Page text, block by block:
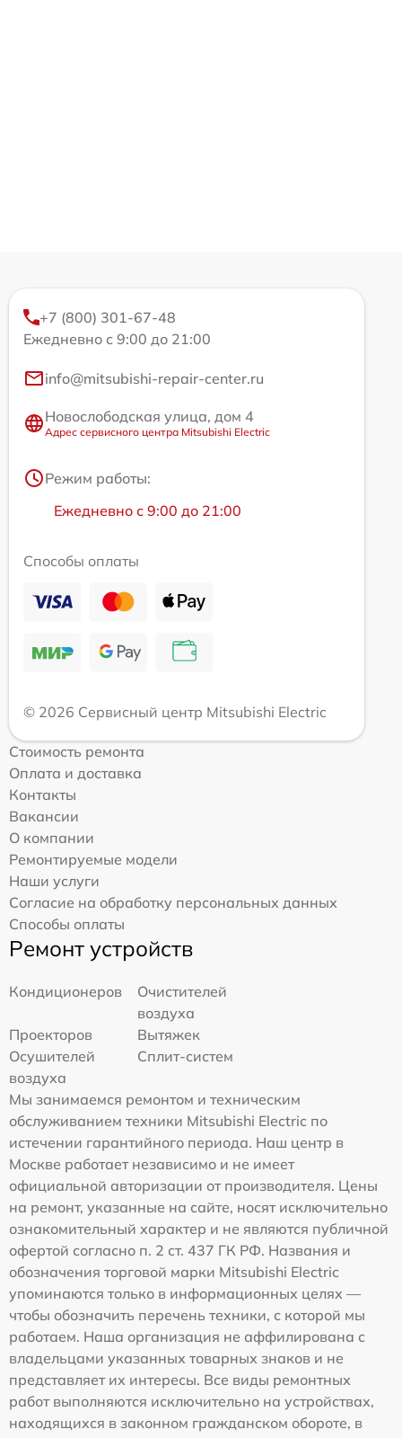
+7 (800) 301-67-48
Ежедневно с 9:00 до 21:00
info@mitsubishi-repair-center.ru
Новослободская улица, дом 4
Адрес сервисного центра Mitsubishi Electric
Режим работы:
Ежедневно с 9:00 до 21:00
Способы оплаты
© 2026 Сервисный центр Mitsubishi Electric
Стоимость ремонта
Оплата и доставка
Контакты
Вакансии
О компании
Ремонтируемые модели
Наши услуги
Согласие на обработку персональных данных
Способы оплаты
Ремонт устройств
Кондиционеров
Очистителей
воздуха
Проекторов
Вытяжек
Осушителей
воздуха
Сплит-систем
Мы занимаемся ремонтом и техническим
обслуживанием техники Mitsubishi Electric по
истечении гарантийного периода. Наш центр в
Москве работает независимо и не имеет
официальной авторизации от производителя. Цены
на ремонт, указанные на сайте, носят исключительно
ознакомительный характер и не являются публичной
офертой согласно п. 2 ст. 437 ГК РФ. Названия и
обозначения торговой марки Mitsubishi Electric
упоминаются только в информационных целях —
чтобы обозначить перечень техники, с которой мы
работаем. Наша организация не аффилирована с
владельцами указанных товарных знаков и не
представляет их интересы. Все виды ремонтных
работ выполняются исключительно на устройствах,
находящихся в законном гражданском обороте, в